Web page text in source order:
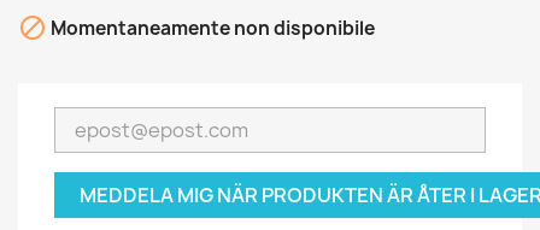
 Momentaneamente non disponibile
MEDDELA MIG NÄR PRODUKTEN ÄR ÅTER I